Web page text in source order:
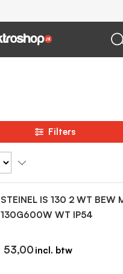
Filters
STEINEL IS 130 2 WT BEW
130G600W WT IP54
53,00